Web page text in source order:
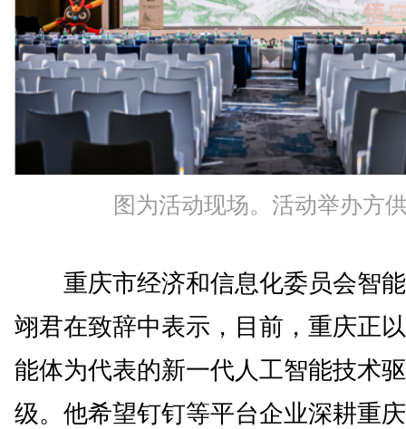
图为活动现场。活动举办方
重庆市经济和信息化委员会智能
翊君在致辞中表示，目前，重庆正
能体为代表的新一代人工智能技术
级。他希望钉钉等平台企业深耕重